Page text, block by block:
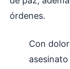
órdenes.
Con